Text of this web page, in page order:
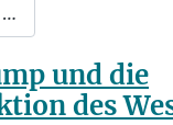
…
und die
des